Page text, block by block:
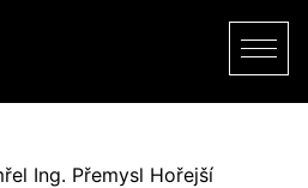
Ing. Přemysl Hořejší